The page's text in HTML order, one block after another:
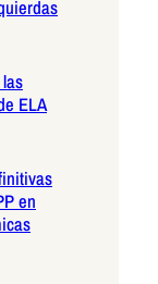
ELA
en